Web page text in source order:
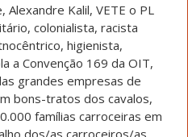
Kalil, VETE o PL
colonialista, racista
higienista,
a Convenção 169 da OIT,
grandes empresas de
bons-tratos dos cavalos,
famílias carroceiras em
dos/as carroceiros/as